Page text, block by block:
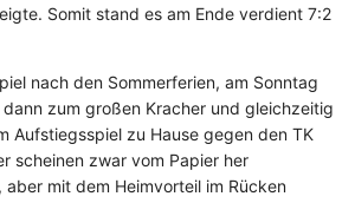
Somit stand es am Ende verdient 7:2
nach den Sommerferien, am Sonntag
zum großen Kracher und gleichzeitig
Aufstiegsspiel zu Hause gegen den TK
scheinen zwar vom Papier her
mit dem Heimvorteil im Rücken